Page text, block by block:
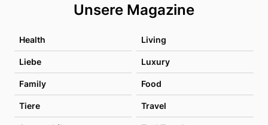
Unsere Magazine
Health Living
Liebe Luxury
Family Food
Tiere Travel